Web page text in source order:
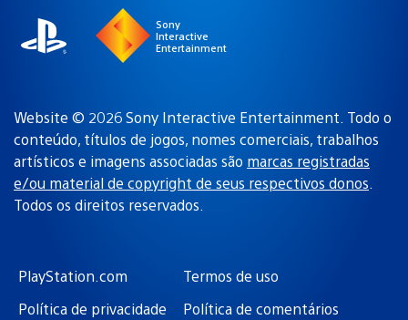
Sony
Interactive
Entertainment
Website © 2026 Sony Interactive Entertainment. Todo o
conteúdo, títulos de jogos, nomes comerciais, trabalhos
artísticos e imagens associadas são marcas registradas
e/ou material de copyright de seus respectivos donos.
Todos os direitos reservados.
PlayStation.com
Termos de uso
Política de privacidade
Política de comentários